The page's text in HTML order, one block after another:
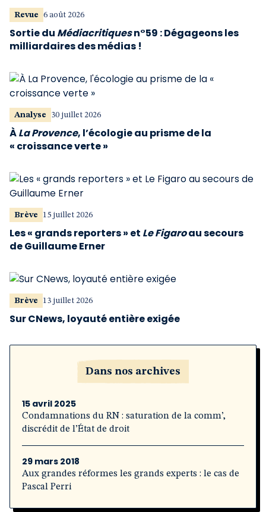
Revue 6 août 2026
Sortie du Médiacritiquesn°59 : Dégageons les
milliardaires des médias !
Analyse 30 juillet 2026
ÀLa Provence, l’écologie au prisme de la
« croissance verte »
Brève 15 juillet 2026
Les « grands reporters » et Le Figaroau secours
de Guillaume Erner
Brève 13 juillet 2026
Sur CNews, loyauté entière exigée
Dans nos archives
15 avril 2025
Condamnations du RN : saturation de la comm’,
discrédit de l’État de droit
29 mars 2018
Aux grandes réformes les grands experts : le cas de
Pascal Perri